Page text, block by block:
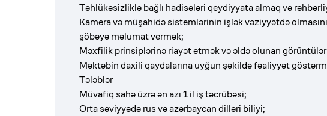
Təhlükəsizliklə bağlı hadisələri qeydiyyata almaq və
Kamera və müşahidə sistemlərinin işlək vəziyyətdə
şöbəyə məlumat vermək;
Məxfilik prinsiplərinə riayət etmək və əldə olunan
Məktəbin daxili qaydalarına uyğun şəkildə fəaliyyət
Tələblər
Müvafiq sahə üzrə ən azı 1 il iş təcrübəsi​;
Orta səviyyədə rus və azərbaycan dilləri biliyi​;